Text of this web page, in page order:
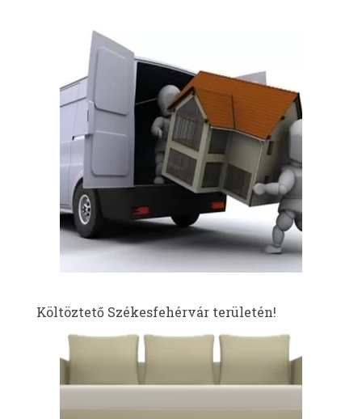
Költöztető Székesfehérvár területén!